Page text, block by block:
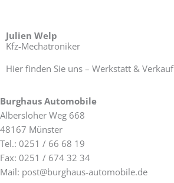
Julien Welp
Kfz-Mechatroniker
Hier finden Sie uns – Werkstatt & Verkauf
Burghaus Automobile
Albersloher Weg 668
48167 Münster
Tel.: 0251 / 66 68 19
Fax: 0251 / 674 32 34
Mail: post@burghaus-automobile.de